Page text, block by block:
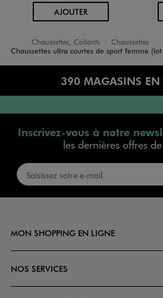
AJOUTERAU PANIER
Accueil
Femme
Lingerie
Chaussettes, Collants
Chaussettes
Chaussettes ultra courtes de sport femme
390 MAGASINS EN
Inscrivez-vous à notre
les dernières offres
MON SHOPPING EN LIGNE
NOS SERVICES